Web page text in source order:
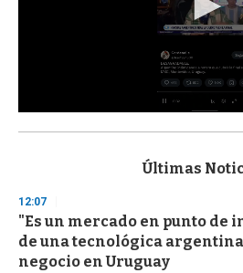
s
d
s
o
f
3
Últimas
12:07
"Es un mercado en punto de
de una tecnológica argentina
negocio en Uruguay